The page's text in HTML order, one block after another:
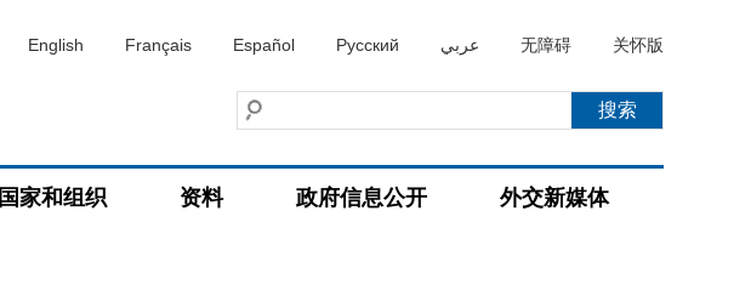
English Français Español Русский عربي 无障碍 关怀版
国家和组织 资料 政府信息公开 外交新媒体